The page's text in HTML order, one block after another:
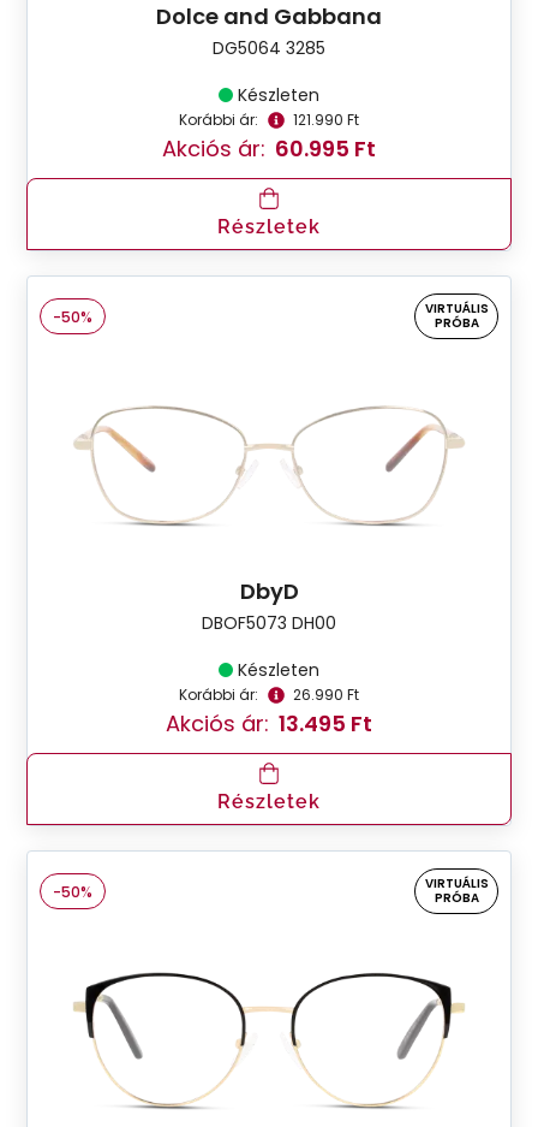
Dolce and Gabbana
DG5064 3285
Készleten
Korábbi ár: 121.990 Ft
Akciós ár: 60.995 Ft
Részletek
-50%
VIRTUÁLIS
PRÓBA
DbyD
DBOF5073 DH00
Készleten
Korábbi ár: 26.990 Ft
Akciós ár: 13.495 Ft
Részletek
-50%
VIRTUÁLIS
PRÓBA